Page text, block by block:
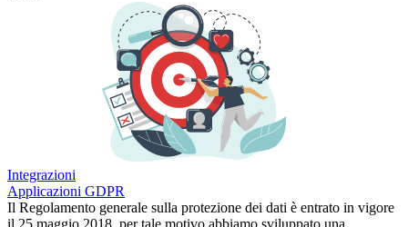
Integrazioni
Applicazioni GDPR
Il Regolamento generale sulla protezione dei dati è entrato in vigore
il 25 maggio 2018, per tale motivo abbiamo sviluppato una